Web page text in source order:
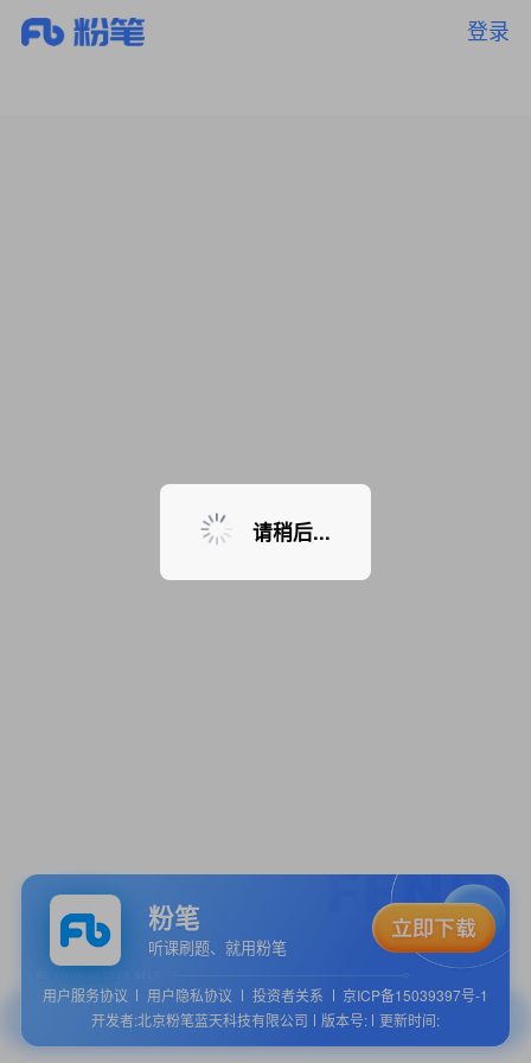
登录
暂无课程，敬请期待
粉笔
听课刷题、就用粉笔
用户服务协议 用户隐私协议 投资者关系
京ICP备15039397号-1
开发者:北京粉笔蓝天科技有限公司
版本号: 更新时间:
请稍后...